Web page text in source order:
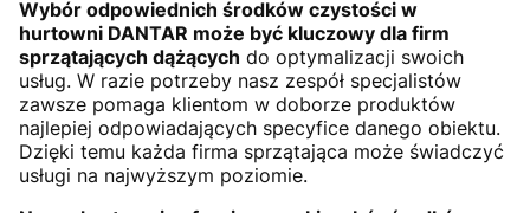
Wybór odpowiednich środków czystości w
hurtowni DANTAR może być kluczowy dla firm
sprzątających dążących do optymalizacji swoich
usług. W razie potrzeby nasz zespół specjalistów
zawsze pomaga klientom w doborze produktów
najlepiej odpowiadających specyfice danego obiektu.
Dzięki temu każda firma sprzątająca może świadczyć
usługi na najwyższym poziomie.